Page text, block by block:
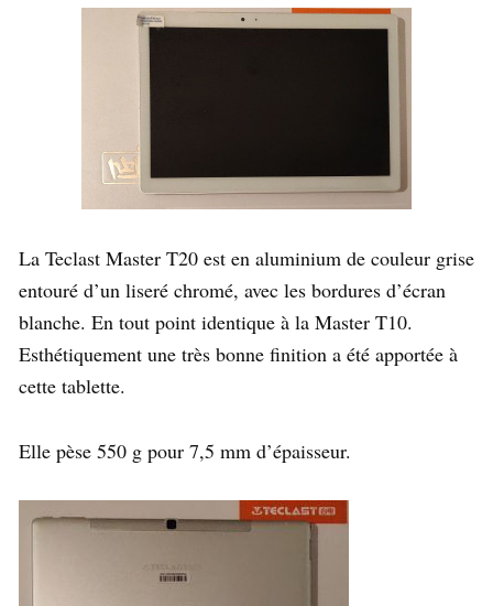
La Teclast Master T20 est en aluminium de couleur grise
entouré d’un liseré chromé, avec les bordures d’écran
blanche. En tout point identique à la Master T10.
Esthétiquement une très bonne finition a été apportée à
cette tablette.
Elle pèse 550 g pour 7,5 mm d’épaisseur.